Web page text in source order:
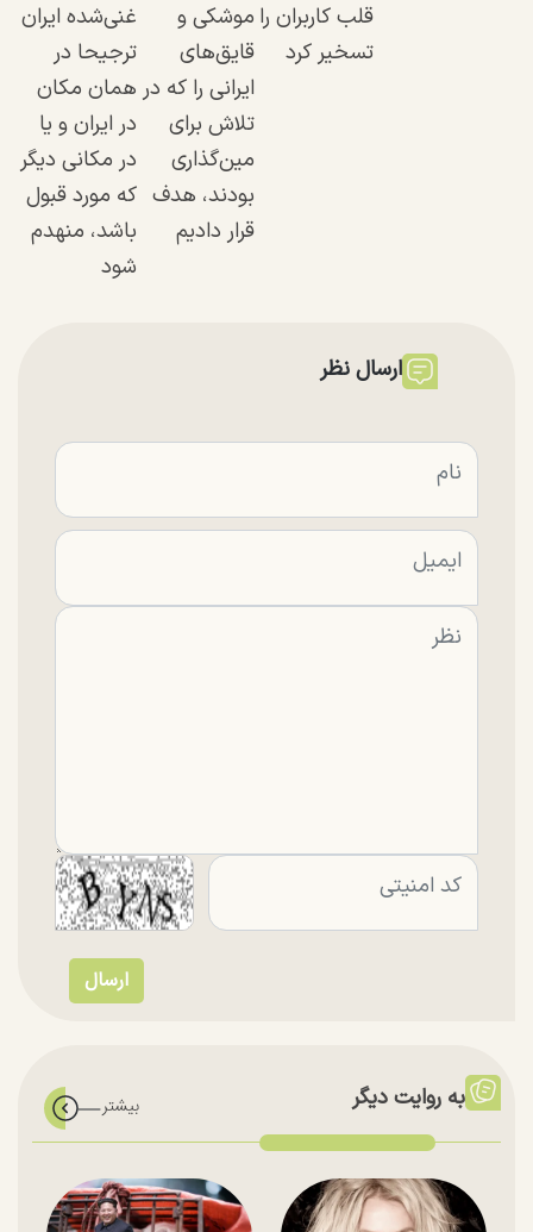
قلب کاربران را
تسخیر کرد
موشکی و
قایق‌های
ایرانی را که در
تلاش برای
مین‌گذاری
بودند، هدف
قرار دادیم
غنی‌شده ایران
ترجیحا در
همان مکان
در ایران و یا
در مکانی دیگر
که مورد قبول
باشد، منهدم
شود
ارسال نظر
به روایت دیگر